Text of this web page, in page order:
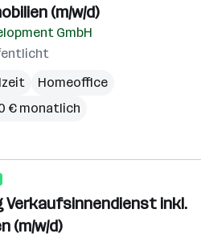
(m/w/d)
GmbH
Homeoffice
€ monatlich
Verkaufsinnendienst inkl.
(m/w/d)